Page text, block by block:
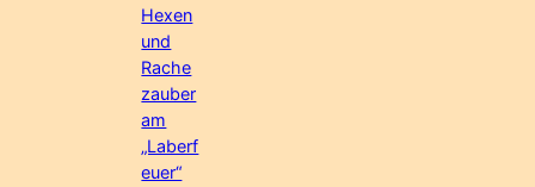
Hexen
und
Rache
zauber
am
„Laberf
euer“